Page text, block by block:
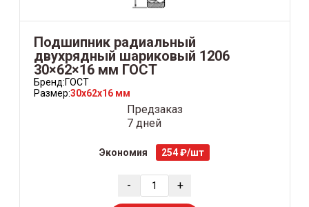
Подшипник радиальный
двухрядный шариковый 1206
30×62×16 мм ГОСТ
Бренд:ГОСТ
Размер:30x62x16 мм
Предзаказ
7 дней
Экономия 254 ₽/шт
- +